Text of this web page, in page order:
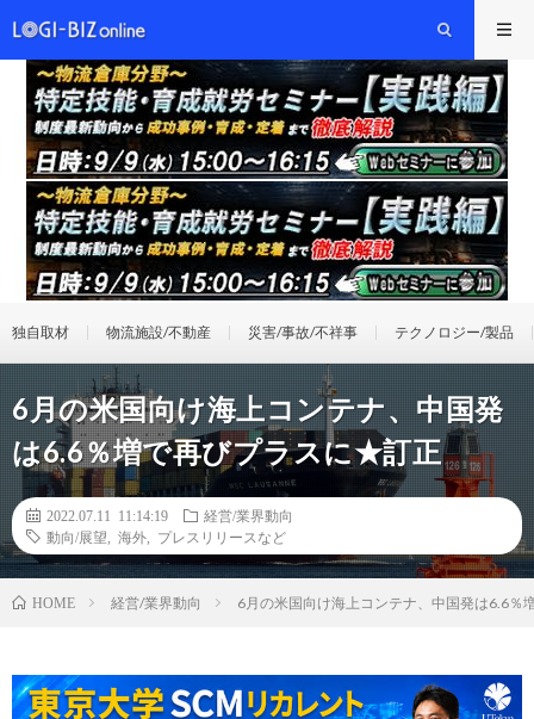
独自取材 物流施設/不動産 災害/事故/不祥事 テクノロジー/製品
6月の米国向け海上コンテナ、中国発
は6.6％増で再びプラスに★訂正
2022.07.11 11:14:19
経営/業界動向
動向/展望
海外 プレスリリースなど
HOME 経営/業界動向 6月の米国向け海上コンテナ、中国発は6.6％